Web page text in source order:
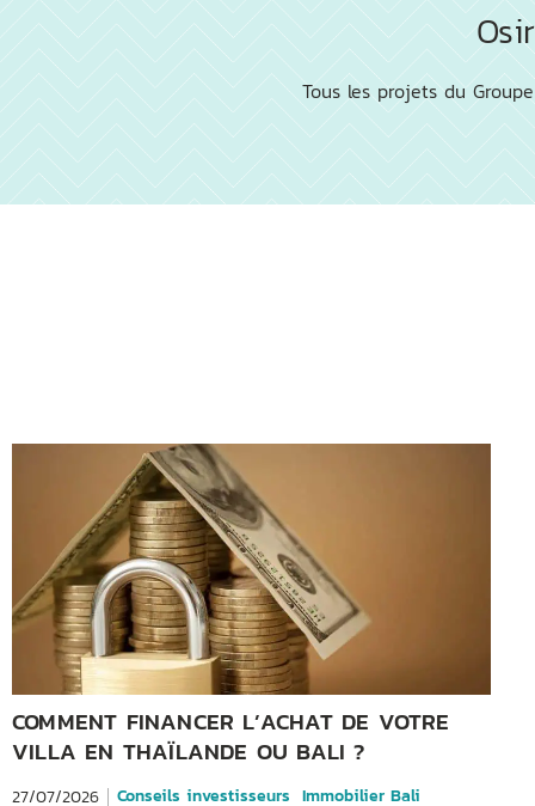
Tous les projets du
COMMENT FINANCER L’ACHAT DE VOTRE
VILLA EN THAÏLANDE OU BALI ?
27/07/2026 Conseils investisseurs Immobilier Bali